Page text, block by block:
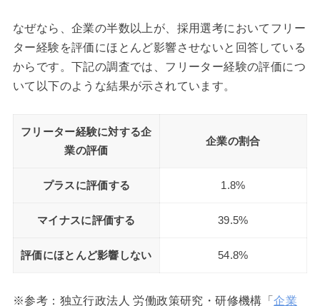
なぜなら、企業の半数以上が、採用選考においてフリー
ター経験を評価にほとんど影響させないと回答している
からです。下記の調査では、フリーター経験の評価につ
いて以下のような結果が示されています。
フリーター経験に対する企
業の評価
企業の割合
プラスに評価する 1.8%
マイナスに評価する 39.5%
評価にほとんど影響しない 54.8%
※参考：独立行政法人 労働政策研究・研修機構「企業